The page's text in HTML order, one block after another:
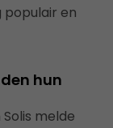
populair en
hun
melde